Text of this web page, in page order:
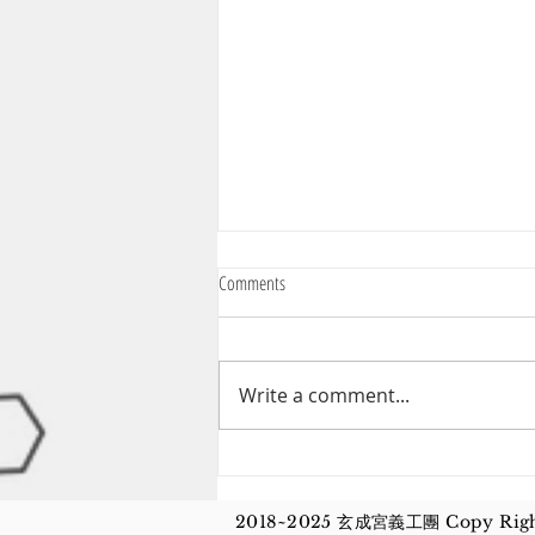
Comments
Write a comment...
2018~2025 玄成宮義工團 Copy